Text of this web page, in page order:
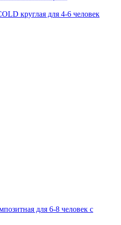
круглая для 4-6 человек
для 6-8 человек с